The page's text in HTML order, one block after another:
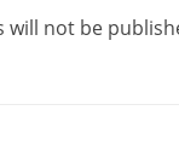
will not be